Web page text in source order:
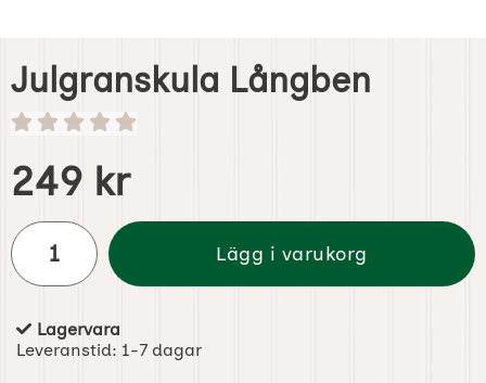
Julgranskula Långben
Handla denna produkt Julgranskula Långben
pris
249 kr
antal
Lägg i varukorg
Tillgänglighet:
Lagervara
Leveranstid: 1-7 dagar